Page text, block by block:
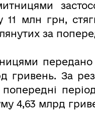
11 млн грн,
за
гривень. За
4,63 млрд